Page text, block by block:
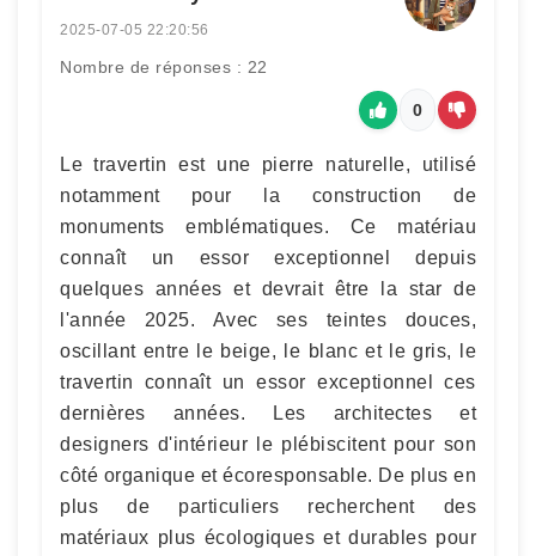
2025-07-05 22:20:56
Nombre de réponses : 22
0
Le travertin est une pierre naturelle, utilisé
notamment pour la construction de
monuments emblématiques. Ce matériau
connaît un essor exceptionnel depuis
quelques années et devrait être la star de
l'année 2025. Avec ses teintes douces,
oscillant entre le beige, le blanc et le gris, le
travertin connaît un essor exceptionnel ces
dernières années. Les architectes et
designers d'intérieur le plébiscitent pour son
côté organique et écoresponsable. De plus en
plus de particuliers recherchent des
matériaux plus écologiques et durables pour